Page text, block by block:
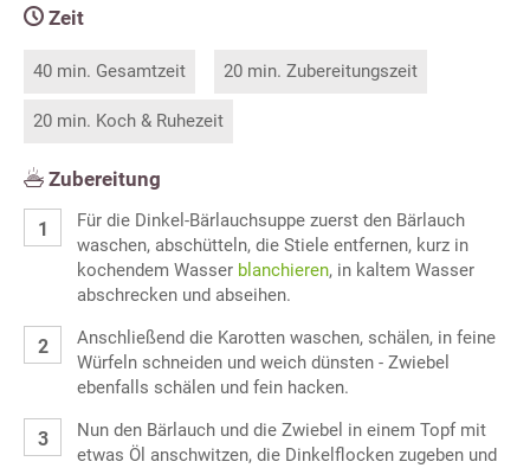
Zeit
40 min. Gesamtzeit 20 min. Zubereitungszeit
20 min. Koch & Ruhezeit
Zubereitung
Für die Dinkel-Bärlauchsuppe zuerst den Bärlauch
waschen, abschütteln, die Stiele entfernen, kurz in
kochendem Wasser blanchieren, in kaltem Wasser
abschrecken und abseihen.
Anschließend die Karotten waschen, schälen, in feine
Würfeln schneiden und weich dünsten - Zwiebel
ebenfalls schälen und fein hacken.
Nun den Bärlauch und die Zwiebel in einem Topf mit
etwas Öl anschwitzen, die Dinkelflocken zugeben und